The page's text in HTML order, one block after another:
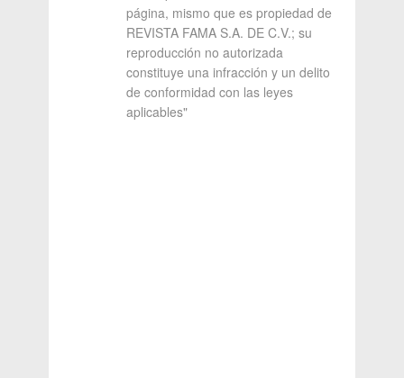
página, mismo que es propiedad de
REVISTA FAMA S.A. DE C.V.; su
reproducción no autorizada
constituye una infracción y un delito
de conformidad con las leyes
aplicables"